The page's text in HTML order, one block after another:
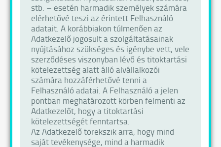
stb. – esetén harmadik személyek számára
elérhetővé teszi az érintett Felhasználó
adatait. A korábbiakon túlmenően az
Adatkezelő jogosult a szolgáltatásainak
nyújtásához szükséges és igénybe vett, vele
szerződéses viszonyban lévő és titoktartási
kötelezettség alatt álló alvállalkozói
számára hozzáférhetővé tenni a
Felhasználó adatai. A Felhasználó a jelen
pontban meghatározott körben felmenti az
Adatkezelőt, hogy a titoktartási
kötelezettségét fenntartsa.
Az Adatkezelő törekszik arra, hogy mind
saját tevékenysége, mind a harmadik